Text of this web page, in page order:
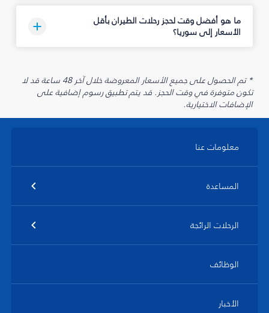
ما هو أفضل وقت لحجز رحلات الطيران بأقل
الأسعار إلى سوريا؟
* تم الحصول على جميع الأسعار المعروضة خلال آخر 48 ساعة قد لا
تكون متوفرة في وقت الحجز. قد يتم تطبيق رسوم إضافية على
الإضافات الاختيارية.
معلومات عنا
المساعدة
الرحلات الرائجة
الوظائف
الأخبار